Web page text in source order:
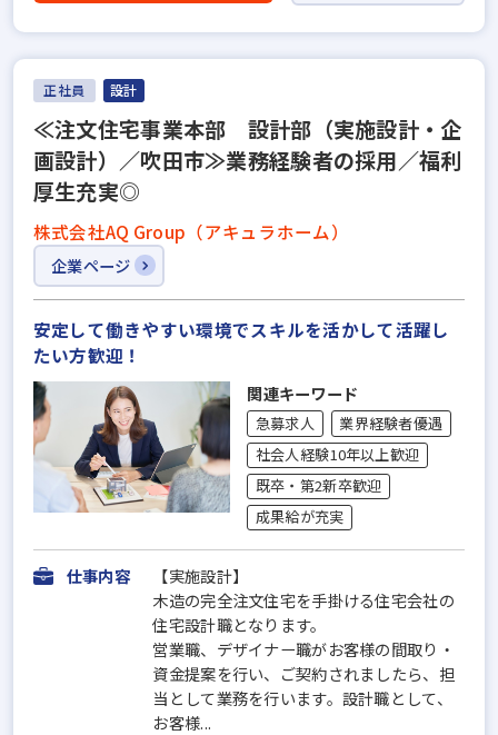
正社員 設計
≪注文住宅事業本部 設計部（実施設計・企
画設計）／吹田市≫業務経験者の採用／福利
厚生充実◎
株式会社AQ Group（アキュラホーム）
企業ページ
安定して働きやすい環境でスキルを活かして活躍し
たい方歓迎！
関連キーワード
急募求人
業界経験者優遇
社会人経験10年以上歓迎
既卒・第2新卒歓迎
成果給が充実
仕事内容
【実施設計】
木造の完全注文住宅を手掛ける住宅会社の
住宅設計職となります。
営業職、デザイナー職がお客様の間取り・
資金提案を行い、ご契約されましたら、担
当として業務を行います。設計職として、
お客様...